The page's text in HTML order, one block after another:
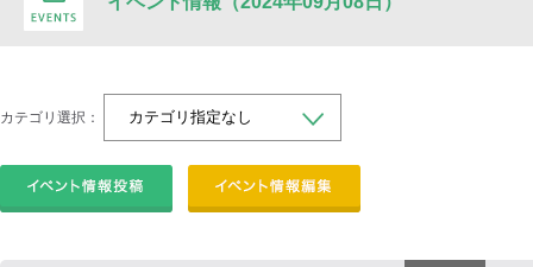
カテゴリ選択：